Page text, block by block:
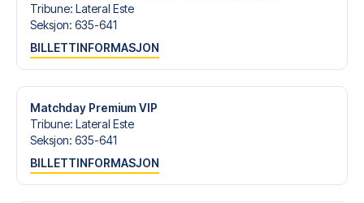
Tribune: Lateral Este
Seksjon: 635-641
BILLETTINFORMASJON
Matchday Premium VIP
Tribune: Lateral Este
Seksjon: 635-641
BILLETTINFORMASJON